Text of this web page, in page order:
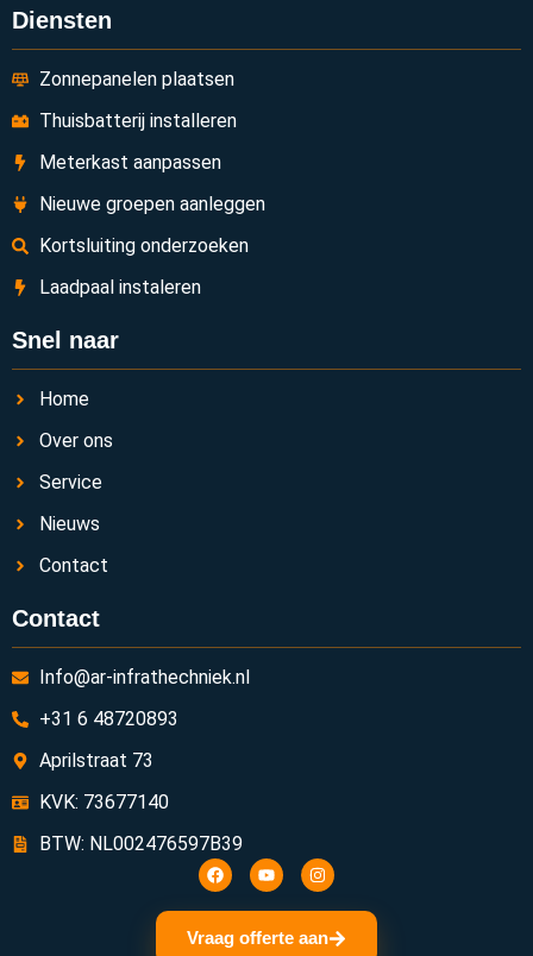
Diensten
Zonnepanelen plaatsen
Thuisbatterij installeren
Meterkast aanpassen
Nieuwe groepen aanleggen
Kortsluiting onderzoeken
Laadpaal instaleren
Snel naar
Home
Over ons
Service
Nieuws
Contact
Contact
Info@ar-infrathechniek.nl
+31 6 48720893
Aprilstraat 73
KVK: 73677140
BTW: NL002476597B39
Vraag offerte aan